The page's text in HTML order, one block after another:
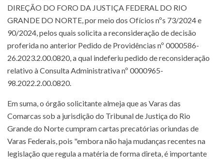
DIREÇÃO DO FORO DA JUSTIÇA FEDERAL DO RIO
GRANDE DO NORTE, por meio dos Ofícios nºs 73/2024 e
90/2024, pelos quais solicita a reconsideração de decisão
proferida no anterior Pedido de Providências nº 0000586-
26.2023.2.00.0820, a qual indeferiu pedido de reconsideração
relativo à Consulta Administrativa nº 0000965-
98.2022.2.00.0820.
Em suma, o órgão solicitante almeja que as Varas das
Comarcas sob a jurisdição do Tribunal de Justiça do Rio
Grande do Norte cumpram cartas precatórias oriundas de
Varas Federais, pois "embora não haja mudanças recentes na
legislação que regula a matéria de forma direta, é importante